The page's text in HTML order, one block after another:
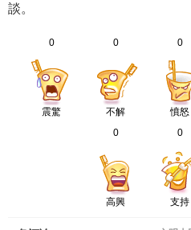
談。
0
震驚
0
不解
0
憤怒
0
高興
0
支持